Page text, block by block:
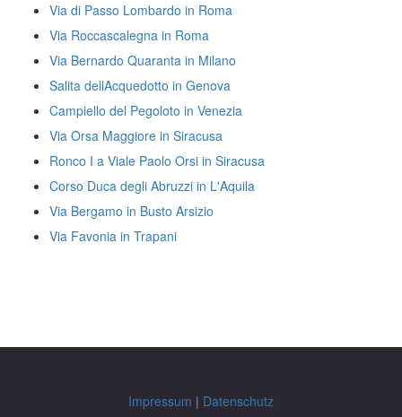
Via di Passo Lombardo in Roma
Via Roccascalegna in Roma
Via Bernardo Quaranta in Milano
Salita dellAcquedotto in Genova
Campiello del Pegoloto in Venezia
Via Orsa Maggiore in Siracusa
Ronco I a Viale Paolo Orsi in Siracusa
Corso Duca degli Abruzzi in L'Aquila
Via Bergamo in Busto Arsizio
Via Favonia in Trapani
Impressum | Datenschutz